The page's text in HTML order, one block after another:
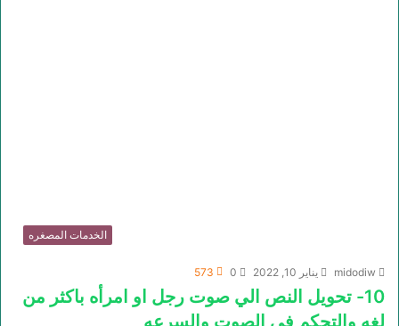
الخدمات المصغره
midodiw يناير 10, 2022 0
573
10- تحويل النص الي صوت رجل او امرأه باكثر من
لغه والتحكم في الصوت والسرعه